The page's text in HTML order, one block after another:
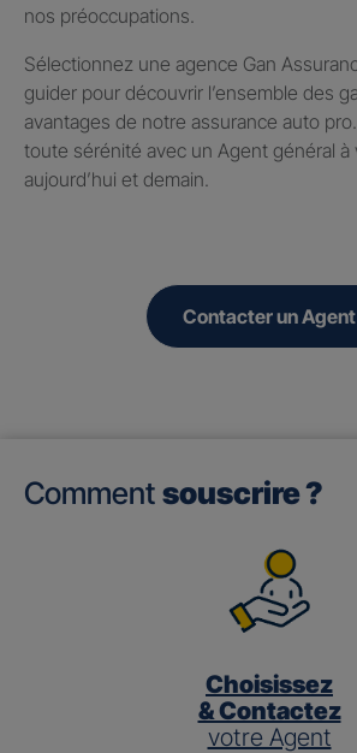
nos préoccupations.
Sélectionnez une agence Gan
guider pour découvrir l’ensemble des
avantages de notre assurance auto
toute sérénité avec un Agent général à
aujourd’hui et demain.
Contacter un Agent
Comment souscrire ?
Choisissez
& Contactez
votre Agent